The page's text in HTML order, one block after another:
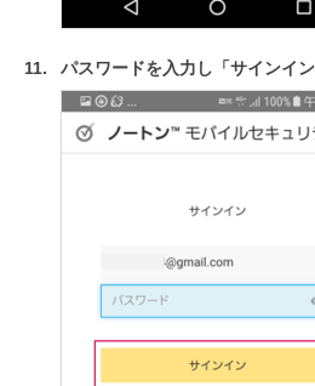
パスワードを入力し「サインイ